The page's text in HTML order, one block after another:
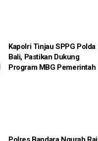
Kapolri Tinjau SPPG Polda
Bali, Pastikan Dukung
Program MBG Pemerintah